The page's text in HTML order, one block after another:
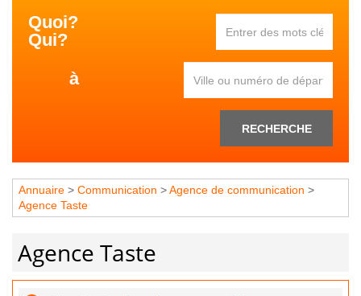
Quoi?
Qui?
à
RECHERCHE
Annuaire > Communication >Agence de communication >
Agence Taste
Agence Taste